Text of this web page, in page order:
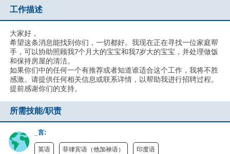
工作描述
大家好，
希望这条消息能找到你们，一切都好。我现在正在寻找一位家庭帮
手，可以协助照顾我7个月大的宝宝和我7岁大的宝宝，并处理做饭
和保持房屋的清洁。
如果你们中的任何一个有推荐或者知道谁适合这个工作，我将不胜
感激。请提供任何相关信息或联系详情，以帮助我进行招聘过程。
提前感谢你们的支持。
所需技能/职责
_言:
英语 菲律宾语（他加禄语） 印度语